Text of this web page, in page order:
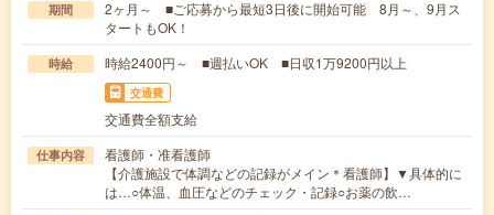
期間
2ヶ月～ ■ご応募から最短3日後に開始可能 8月～、9月ス
タートもOK！
時給 時給2400円～ ■週払いOK ■日収1万9200円以上
交通費
交通費全額支給
仕事内容
看護師・准看護師
【介護施設で体調などの記録がメイン＊看護師】▼具体的に
は…○体温、血圧などのチェック・記録○お薬の飲…